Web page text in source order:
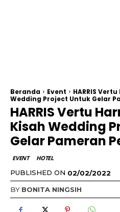
Beranda Event
HARRIS
Wedding Project Untuk Gelar
HARRIS Vertu
Kisah Wedding
Gelar Pameran
EVENT HOTEL
PUBLISHED ON 02/02/2022
BY BONITA NINGSIH